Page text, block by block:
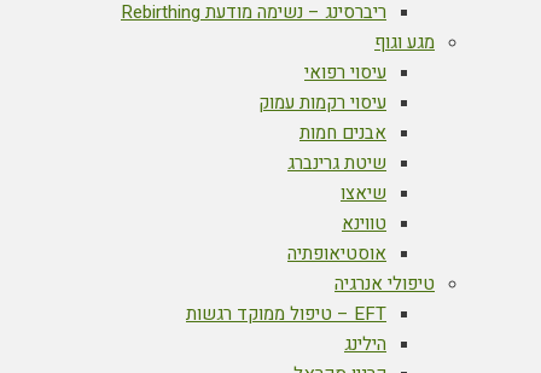
ריברסינג – נשימה מודעת Rebirthing
מגע וגוף
עיסוי רפואי
עיסוי רקמות עמוק
אבנים חמות
שיטת גרינברג
שיאצו
טווינא
אוסטיאופתיה
טיפולי אנרגיה
EFT – טיפול ממוקד רגשות
הילינג